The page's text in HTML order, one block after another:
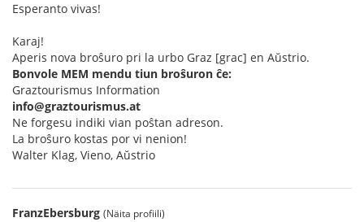
Esperanto vivas!
Karaj!
Aperis nova broŝuro pri la urbo Graz [grac] en Aŭstrio.
Bonvole MEM mendu tiun broŝuron ĉe:
Graztourismus Information
info@graztourismus.at
Ne forgesu indiki vian poŝtan adreson.
La broŝuro kostas por vi nenion!
Walter Klag, Vieno, Aŭstrio
FranzEbersburg (Näita profiili)